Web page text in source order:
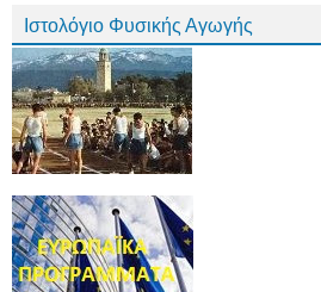
Ιστολόγιο Φυσικής Αγωγής